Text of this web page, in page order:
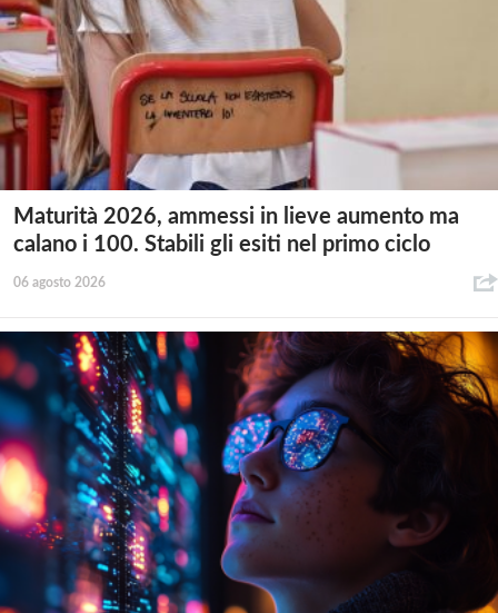
Maturità 2026, ammessi in lieve aumento ma
calano i 100. Stabili gli esiti nel primo ciclo
06 agosto 2026